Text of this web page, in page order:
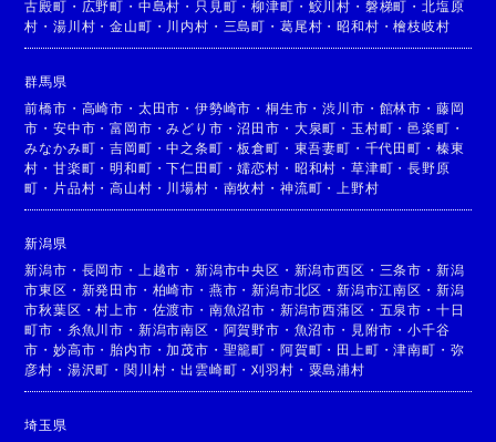
古殿町 ・ 広野町 ・ 中島村 ・ 只見町 ・柳津町 ・ 鮫川村 ・ 磐梯町 ・ 北塩原
村 ・湯川村 ・金山町 ・ 川内村 ・ 三島町 ・ 葛尾村 ・昭和村 ・檜枝岐村
群馬県
前橋市 ・ 高崎市 ・ 太田市 ・伊勢崎市 ・桐生市 ・渋川市 ・ 館林市 ・ 藤岡
市 ・安中市 ・富岡市 ・みどり市 ・沼田市 ・ 大泉町 ・ 玉村町 ・邑楽町 ・
みなかみ町 ・吉岡町 ・中之条町 ・板倉町 ・ 東吾妻町 ・ 千代田町 ・ 榛東
村 ・甘楽町 ・明和町 ・下仁田町 ・嬬恋村 ・ 昭和村 ・ 草津町 ・長野原
町 ・ 片品村 ・高山村 ・ 川場村 ・ 南牧村 ・ 神流町 ・ 上野村
新潟県
新潟市 ・ 長岡市 ・ 上越市 ・新潟市中央区 ・ 新潟市西区 ・ 三条市 ・ 新潟
市東区 ・ 新発田市 ・ 柏崎市 ・ 燕市 ・新潟市北区 ・新潟市江南区 ・ 新潟
市秋葉区 ・村上市 ・ 佐渡市 ・ 南魚沼市 ・ 新潟市西蒲区 ・ 五泉市 ・ 十日
町市 ・ 糸魚川市 ・ 新潟市南区 ・ 阿賀野市 ・ 魚沼市 ・ 見附市 ・小千谷
市 ・妙高市 ・ 胎内市 ・加茂市 ・ 聖籠町 ・ 阿賀町 ・ 田上町 ・津南町 ・ 弥
彦村 ・ 湯沢町 ・関川村 ・出雲崎町 ・刈羽村 ・ 粟島浦村
埼玉県